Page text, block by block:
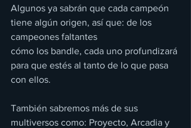
Algunos ya sabrán que cada campeón
tiene algún origen, así que: de los
campeones faltantes
cómo los bandle, cada uno profundizará
para que estés al tanto de lo que pasa
con ellos.
También sabremos más de sus
multiversos como: Proyecto, Arcadia y